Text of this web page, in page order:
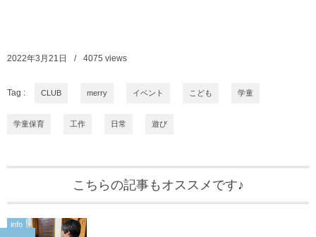
2022年3月21日 4075 views
Tag : CLUB merry イベント こども 学童
学童保育 工作 日常 遊び
こちらの記事もオススメです♪
info